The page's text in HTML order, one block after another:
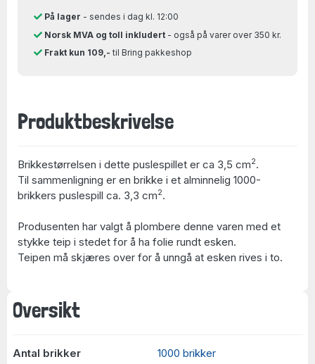
Oversikt
Antal brikker
1000 brikker
På lager - sendes i dag kl. 12:00
Norsk MVA og toll inkludert- også på varer over 350 kr.
Frakt kun 109,- til Bring pakkeshop
Produktbeskrivelse
Brikkestørrelsen i dette puslespillet er ca 3,5 cm2.
Til sammenligning er en brikke i et alminnelig 1000-
brikkers puslespill ca. 3,3 cm2.
Produsenten har valgt å plombere denne varen med et
stykke teip i stedet for å ha folie rundt esken.
Teipen må skjæres over for å unngå at esken rives i to.